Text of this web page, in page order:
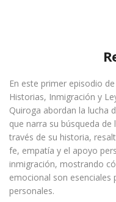
En este primer episodio
Historias, Inmigración y
Quiroga abordan la lucha
que narra su búsqueda
través de su historia,
fe, empatía y el apoyo
inmigración, mostrando
emocional son esenciales
personales.